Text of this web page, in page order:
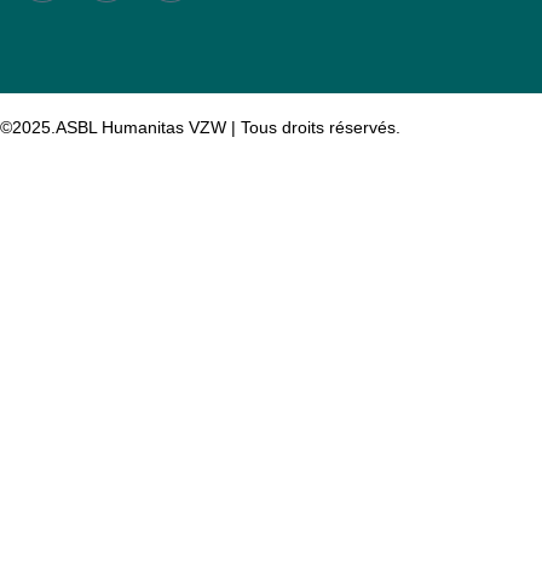
©2025.ASBL Humanitas VZW | Tous droits réservés.